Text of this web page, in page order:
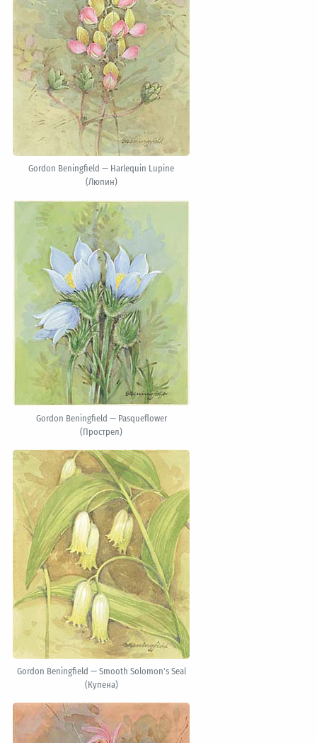
Gordon Beningfield — Harlequin Lupine
(Люпин)
Gordon Beningfield — Pasqueflower
(Прострел)
Gordon Beningfield — Smooth Solomon's Seal
(Купена)